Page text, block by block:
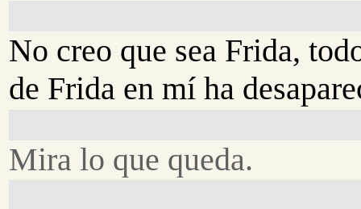
No creo que sea Frida,
de Frida en mí ha
Mira lo que queda.